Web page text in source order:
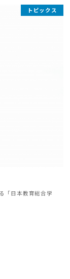
トピックス
「日本教育総合学